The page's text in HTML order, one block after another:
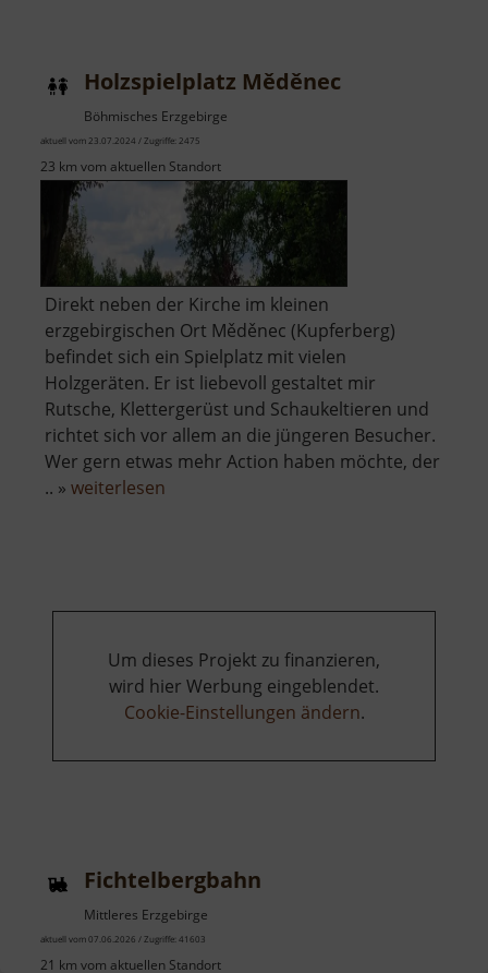
Holzspielplatz Měděnec
Böhmisches Erzgebirge
aktuell vom 23.07.2024 / Zugriffe: 2475
23 km vom aktuellen Standort
Direkt neben der Kirche im kleinen
erzgebirgischen Ort Měděnec (Kupferberg)
befindet sich ein Spielplatz mit vielen
Holzgeräten. Er ist liebevoll gestaltet mir
Rutsche, Klettergerüst und Schaukeltieren und
richtet sich vor allem an die jüngeren Besucher.
Wer gern etwas mehr Action haben möchte, der
.. » weiterlesen
Um dieses Projekt zu finanzieren,
wird hier Werbung eingeblendet.
Cookie-Einstellungen ändern.
Fichtelbergbahn
Mittleres Erzgebirge
aktuell vom 07.06.2026 / Zugriffe: 41603
21 km vom aktuellen Standort